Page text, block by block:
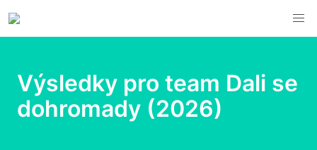
Výsledky pro team Dali se
dohromady (2026)